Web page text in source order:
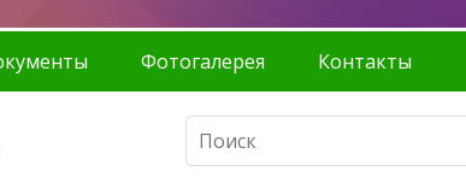
Фотогалерея Контакты